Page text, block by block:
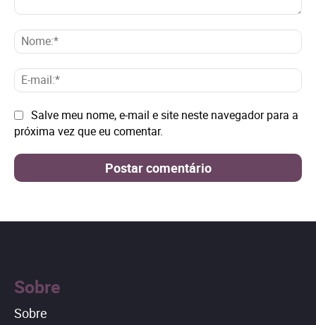
E-
Site: Salve meu nome, e-mail e site neste navegador para a
próxima vez que eu comentar.
Sobre
Sobre